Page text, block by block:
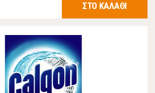
ΣΤΟ ΚΑΛΑΘΙ